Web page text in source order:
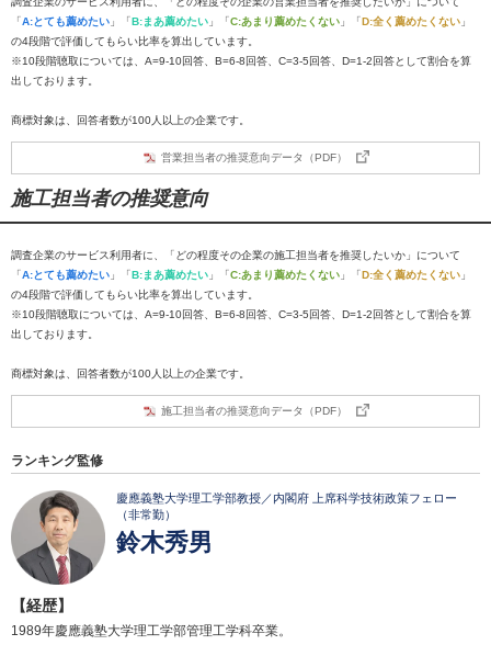
「A:とても薦めたい 」「B:まあ薦めたい 」「C:あまり薦めたくない 」「D:全く薦めたくない 」
の4段階で評価してもらい比率を算出しています。
※10段階聴取については、A=9-10回答、B=6-8回答、C=3-5回答、D=1-2回答として割合を算
出しております。
商標対象は、回答者数が100人以上の企業です。
営業担当者の推奨意向データ（PDF）
施工担当者の推奨意向
調査企業のサービス利用者に、「どの程度その企業の施工担当者を推奨したいか」について
「A:とても薦めたい 」「B:まあ薦めたい 」「C:あまり薦めたくない 」「D:全く薦めたくない 」
の4段階で評価してもらい比率を算出しています。
※10段階聴取については、A=9-10回答、B=6-8回答、C=3-5回答、D=1-2回答として割合を算
出しております。
商標対象は、回答者数が100人以上の企業です。
施工担当者の推奨意向データ（PDF）
ランキング監修
慶應義塾大学理工学部教授／内閣府 上席科学技術政策フェロー
（非常勤）
鈴木秀男
【経歴】
1989年慶應義塾大学理工学部管理工学科卒業。